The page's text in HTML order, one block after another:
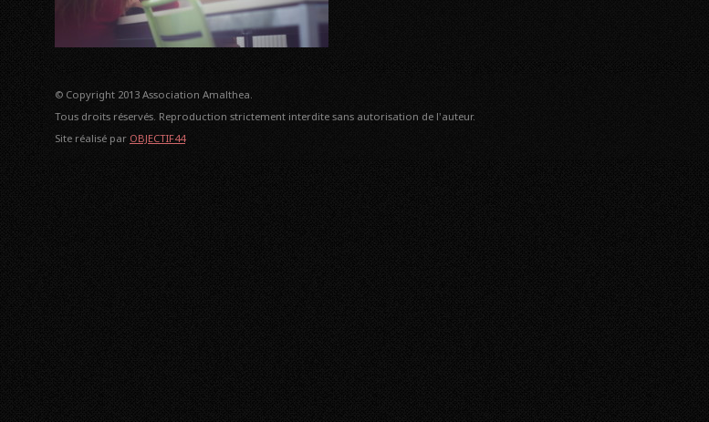
© Copyright 2013 Association Amalthea.
Tous droits réservés. Reproduction strictement interdite sans autorisation de l'auteur.
Site réalisé par OBJECTIF44